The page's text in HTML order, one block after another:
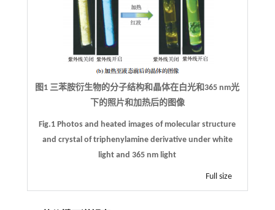
图1 三苯胺衍生物的分子结构和晶体在白光和365 nm光
下的照片和加热后的图像
Fig.1 Photos and heated images of molecular structure
and crystal of triphenylamine derivative under white
light and 365 nm light
Full size